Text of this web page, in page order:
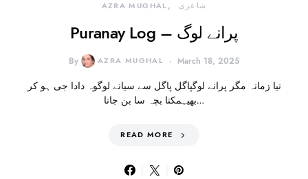
AZRA MUGHAL شاعری
Puranay Log – پرانے لوگ
By AZRA MUGHAL March 18, 2025
نیا زمانہ مگر پرانے لوگپاگل پاگل سے سیانے لوگوہ دادا جی ہو کر
بھیہمکتا بچہ سا بن جاتا…
READ MORE